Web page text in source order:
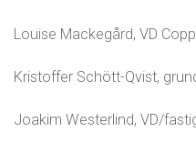
Louise Mackegård, VD
Kristoffer Schött-Qvist,
Joakim Westerlind, VD/